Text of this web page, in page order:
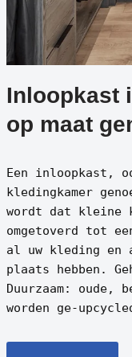
Inloopkast
op maat
Een inloopkast,
kledingkamer
wordt dat kleine
omgetoverd tot
al uw kleding en
plaats hebben.
Duurzaam: oude,
worden ge-